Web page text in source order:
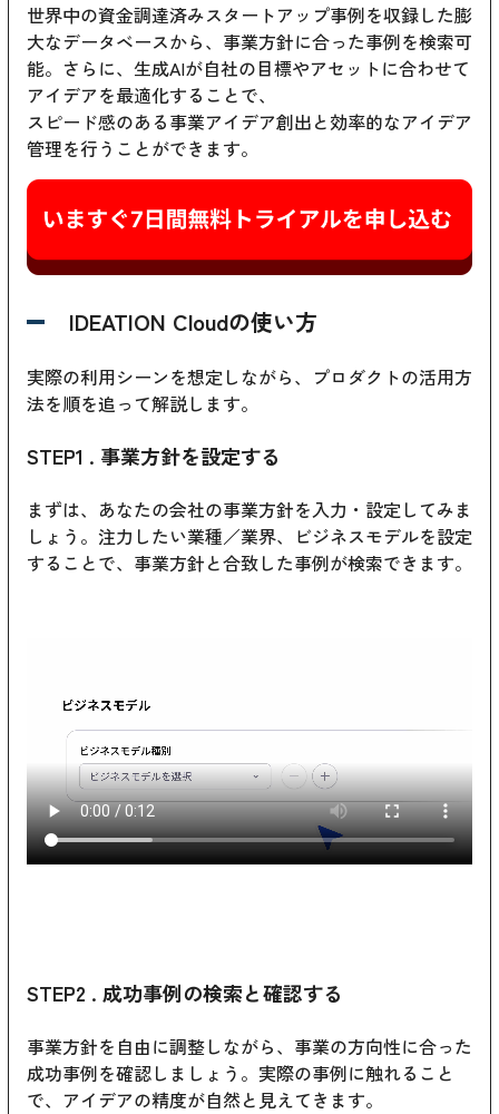
世界中の資金調達済みスタートアップ事例を収録した膨
大なデータベースから、事業方針に合った事例を検索可
能。さらに、生成AIが自社の目標やアセットに合わせて
アイデアを最適化することで、
スピード感のある事業アイデア創出と効率的なアイデア
管理を行うことができます。
IDEATION Cloudの使い方
実際の利用シーンを想定しながら、プロダクトの活用方
法を順を追って解説します。
STEP1 . 事業方針を設定する
まずは、あなたの会社の事業方針を入力・設定してみま
しょう。注力したい業種／業界、ビジネスモデルを設定
することで、事業方針と合致した事例が検索できます。
STEP2 . 成功事例の検索と確認する
事業方針を自由に調整しながら、事業の方向性に合った
成功事例を確認しましょう。実際の事例に触れること
で、アイデアの精度が自然と見えてきます。